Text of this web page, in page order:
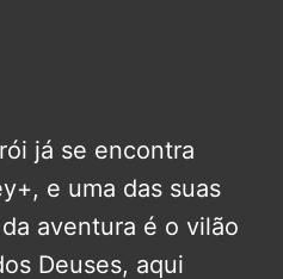
já se encontra
e uma das suas
aventura é o vilão
Deuses, aqui